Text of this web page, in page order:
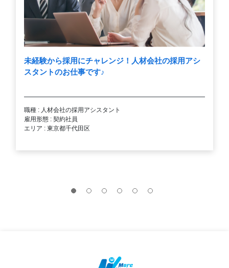
未経験から採用にチャレンジ！人材会社の採用アシ
スタントのお仕事です♪
職種 : 人材会社の採用アシスタント
雇用形態 : 契約社員
エリア : 東京都千代田区